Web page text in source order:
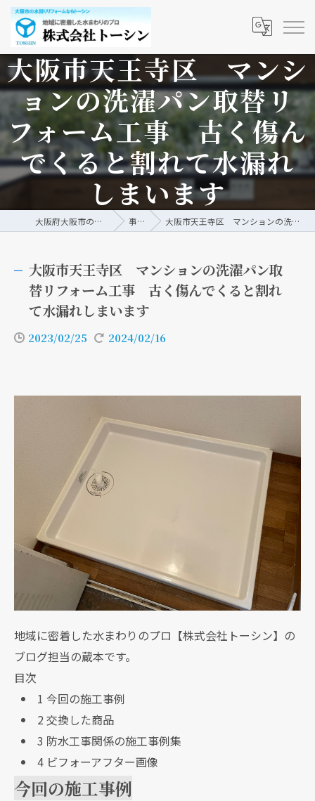
大阪市天王寺区 マンシ
ョンの洗濯パン取替リ
フォーム工事 古く傷ん
でくると割れて水漏れ
しまいます
大阪府大阪市の水回りリフォームなら株式会社トーシン 事例/ブログ 大阪市天王寺区 マンションの洗濯パン取替リフォーム工事 古く傷んでくると割れて水漏れしまいます
大阪市天王寺区 マンションの洗濯パン取
替リフォーム工事 古く傷んでくると割れ
て水漏れしまいます
2023/02/25 2024/02/16
地域に密着した水まわりのプロ【株式会社トーシン】の
ブログ担当の蔵本です。
目次
1 今回の施工事例
2交換した商品
3 防水工事関係の施工事例集
4ビフォーアフター画像
今回の施工事例